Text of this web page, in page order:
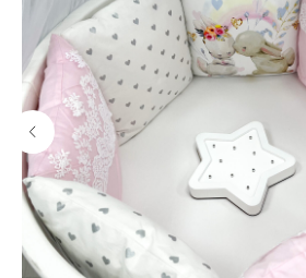
Когда нужен заказ быстро, и ждать нет времени — у нас
есть готовые решения
В наличии, отправим
завтра
Кроватка